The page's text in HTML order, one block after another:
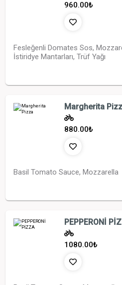
960.00₺
Fesleğenli Domates Sos,
İstiridye Mantarları, Trüf Yağı
Margherita
880.00₺
Basil Tomato Sauce, Mozzarella
PEPPERONİ
1080.00₺